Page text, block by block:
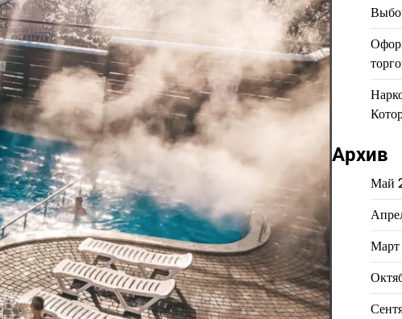
Архив
Май